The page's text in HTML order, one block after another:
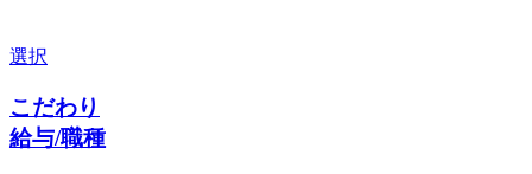
選択
こだわり
給与/職種